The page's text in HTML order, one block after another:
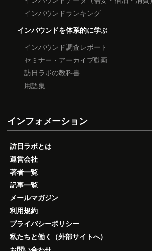
インバウンドランキング
インバウンドを体系的に学ぶ
インバウンド調査レポート
セミナー・アーカイブ動画
訪日ラボの教科書
用語集
インフォメーション
訪日ラボとは
運営会社
著者一覧
記事一覧
メールマガジン
利用規約
プライバシーポリシー
私たちと働く（外部サイトへ）